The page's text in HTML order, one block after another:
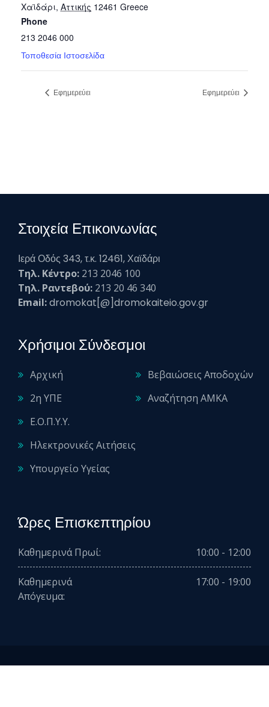
Χαϊδάρι, Αττικής 12461 Greece
Phone
213 2046 000
Τοποθεσία Ιστοσελίδα
Εφημερεύει Εφημερεύει
Στοιχεία Επικοινωνίας
Ιερά Οδός 343, τ.κ. 12461, Χαϊδάρι
Τηλ. Κέντρο: 213 2046 100
Τηλ. Ραντεβού: 213 20 46 340
Email:dromokat[@]dromokaiteio.gov.gr
Χρήσιμοι Σύνδεσμοι
Αρχική
2η ΥΠΕ
Ε.Ο.Π.Υ.Υ.
Ηλεκτρονικές Αιτήσεις
Υπουργείο Υγείας
Βεβαιώσεις Αποδοχών
Αναζήτηση ΑΜΚΑ
Ώρες Επισκεπτηρίου
Καθημερινά Πρωί: 10:00 - 12:00
Καθημερινά
Απόγευμα:
17:00 - 19:00